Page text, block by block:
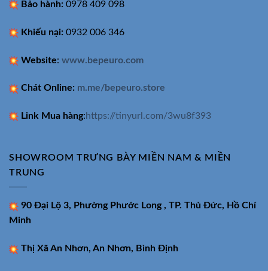
Bảo hành: 0978 409 098
Khiếu nại: 0932 006 346
Website: www.bepeuro.com
Chát Online: m.me/bepeuro.store
Link Mua hàng:https://tinyurl.com/3wu8f393
SHOWROOM TRƯNG BÀY MIỀN NAM & MIỀN
TRUNG
90 Đại Lộ 3, Phường Phước Long , TP. Thủ Đức, Hồ Chí
Minh
Thị Xã An Nhơn, An Nhơn, Bình Định